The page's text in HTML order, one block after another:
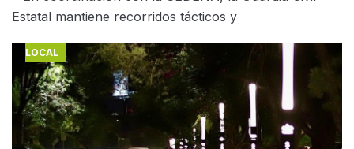
Estatal mantiene recorridos tácticos y
LOCAL